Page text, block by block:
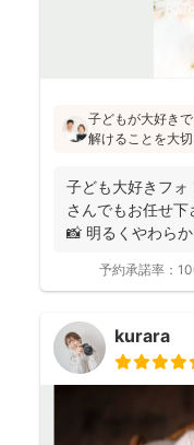
子どもが大好き
解けることを大
た！」というお
写真をお求めの
子ども大好きフ
さんでもお任せ
📸 明るくやわら
予約承諾率：
kurara